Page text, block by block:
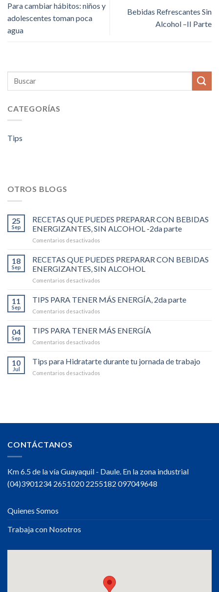
Para cambiar hábitos: niños y
adolescentes toman poca
agua
Bebidas Refrescantes Sin
Alcohol –II Parte
CATEGORÍAS
Tips
OTROS BLOGS
25
Sep
RECETAS QUE PUEDES PREPARAR CON BEBIDAS
ENERGIZANTES, SIN ALCOHOL -2da parte
Comentarios desactivados
QUE
PUEDES
PREPARAR
ENERGIZANTES,
parte
18
Sep
RECETAS QUE PUEDES PREPARAR CON BEBIDAS
ENERGIZANTES, SIN ALCOHOL
Comentarios desactivados
QUE
PUEDES
BEBIDAS
11
Sep
TIPS PARA TENER MÁS ENERGÍA, 2da parte
Comentarios desactivados
PARA
TENER
2da
04
Sep
TIPS PARA TENER MÁS ENERGÍA
Comentarios desactivados
PARA
TENER
10
Jul
Tips para Hidratarte durante tu jornada de trabajo
Comentarios desactivados
jornada
CONTÁCTANOS
Km 6.5 de la vía Guayaquil - Daule. En la zona industrial
(04)3901234 2651020 2255182 097049648
Quienes Somos
Trabaja con Nosotros